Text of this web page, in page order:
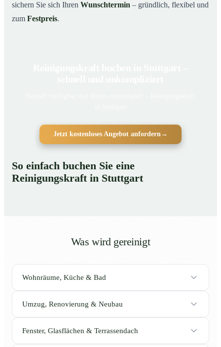
sichern Sie sich Ihren Wunschtermin – gründlich, flexibel und
zum Festpreis.
Jetzt kostenloses Angebot anfordern→
So einfach buchen Sie eine
Reinigungskraft in Stuttgart
Was wird gereinigt
Wohnräume, Küche & Bad
Umzug, Renovierung & Neubau
Fenster, Glasflächen & Terrassendach